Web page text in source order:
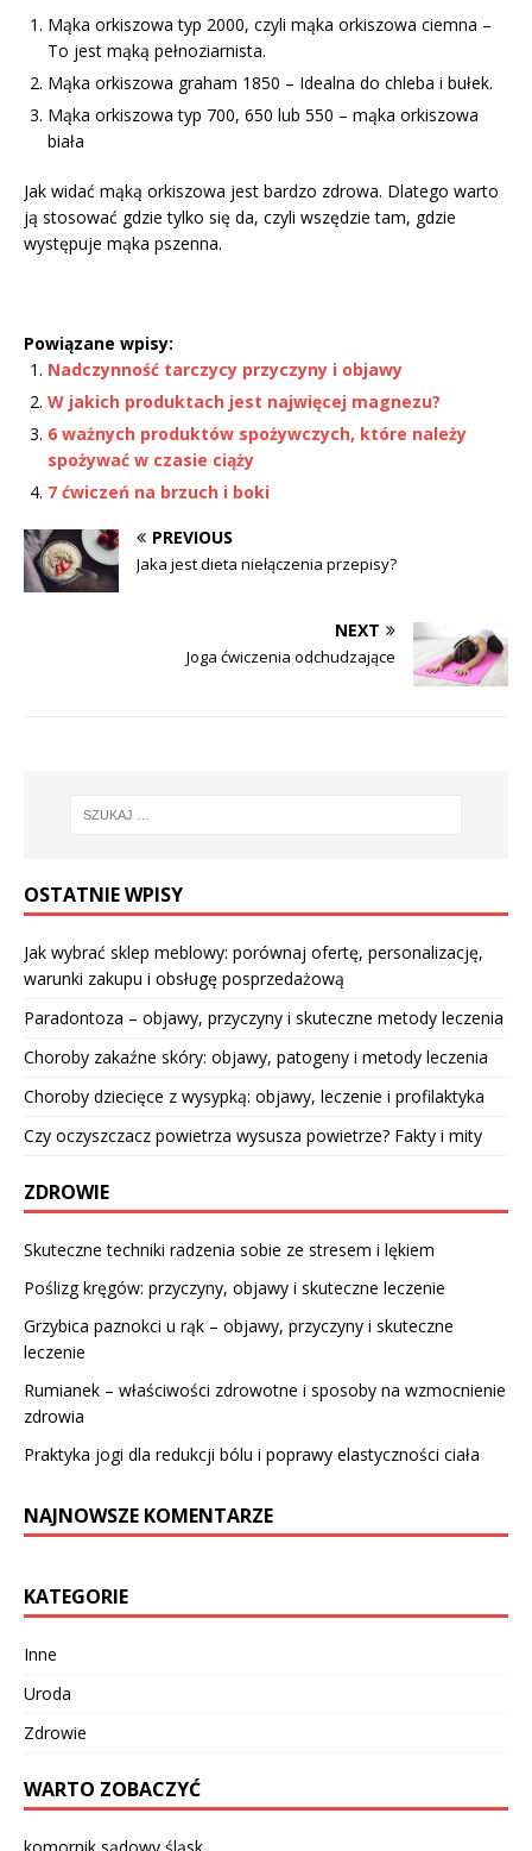
Mąka orkiszowa typ 2000, czyli mąka orkiszowa ciemna –
To jest mąką pełnoziarnista.
Mąka orkiszowa graham 1850 – Idealna do chleba i bułek.
Mąka orkiszowa typ 700, 650 lub 550 – mąka orkiszowa
biała
Jak widać mąką orkiszowa jest bardzo zdrowa. Dlatego warto
ją stosować gdzie tylko się da, czyli wszędzie tam, gdzie
występuje mąka pszenna.
Powiązane wpisy:
Nadczynność tarczycy przyczyny i objawy
W jakich produktach jest najwięcej magnezu?
6 ważnych produktów spożywczych, które należy
spożywać w czasie ciąży
7 ćwiczeń na brzuch i boki
PREVIOUS
Jaka jest dieta niełączenia przepisy?
NEXT
Joga ćwiczenia odchudzające
OSTATNIE WPISY
Jak wybrać sklep meblowy: porównaj ofertę, personalizację,
warunki zakupu i obsługę posprzedażową
Paradontoza – objawy, przyczyny i skuteczne metody leczenia
Choroby zakaźne skóry: objawy, patogeny i metody leczenia
Choroby dziecięce z wysypką: objawy, leczenie i profilaktyka
Czy oczyszczacz powietrza wysusza powietrze? Fakty i mity
ZDROWIE
Skuteczne techniki radzenia sobie ze stresem i lękiem
Poślizg kręgów: przyczyny, objawy i skuteczne leczenie
Grzybica paznokci u rąk – objawy, przyczyny i skuteczne
leczenie
Rumianek – właściwości zdrowotne i sposoby na wzmocnienie
zdrowia
Praktyka jogi dla redukcji bólu i poprawy elastyczności ciała
NAJNOWSZE KOMENTARZE
KATEGORIE
Inne
Uroda
Zdrowie
WARTO ZOBACZYĆ